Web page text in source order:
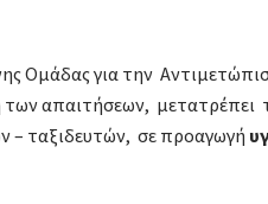
Ομάδας για την
απαιτήσεων, μετατρέπει
– ταξιδευτών, σε προαγωγή